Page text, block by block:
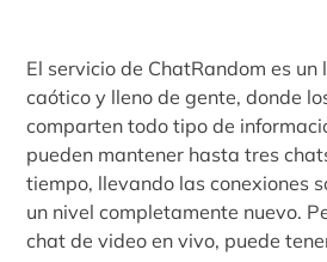
El servicio de ChatRandom es un
caótico y lleno de gente, donde
comparten todo tipo de
pueden mantener hasta tres
tiempo, llevando las conexiones
un nivel completamente nuevo.
chat de video en vivo, puede